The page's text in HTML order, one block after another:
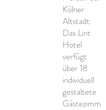
Kölner
Altstadt.
Das Lint
Hotel
verfügt
über 18
individuell
gestaltete
Gästezimm